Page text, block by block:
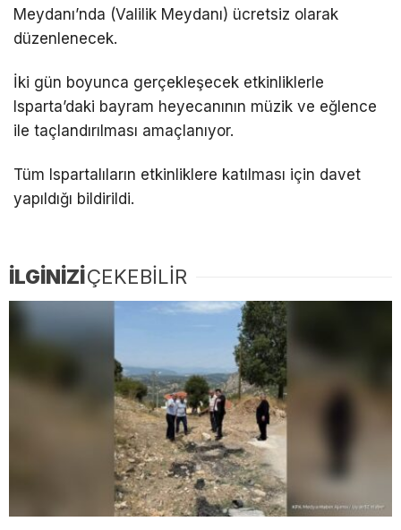
Meydanı’nda (Valilik Meydanı) ücretsiz olarak
düzenlenecek.
İki gün boyunca gerçekleşecek etkinliklerle
Isparta’daki bayram heyecanının müzik ve eğlence
ile taçlandırılması amaçlanıyor.
Tüm Ispartalıların etkinliklere katılması için davet
yapıldığı bildirildi.
İLGİNİZİÇEKEBİLİR